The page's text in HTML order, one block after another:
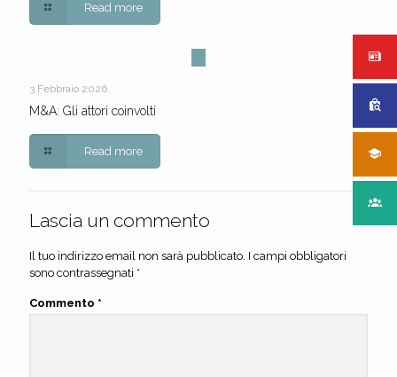
Read more
3 Febbraio 2026
M&A: Gli attori coinvolti
Read more
Lascia un commento
Il tuo indirizzo email non sarà pubblicato. I campi obbligatori
sono contrassegnati *
Commento *